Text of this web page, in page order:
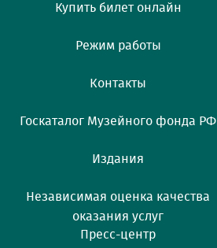
Купить билет онлайн
Режим работы
Контакты
Госкаталог Музейного фонда РФ
Издания
Независимая оценка качества
оказания услуг
Пресс-центр